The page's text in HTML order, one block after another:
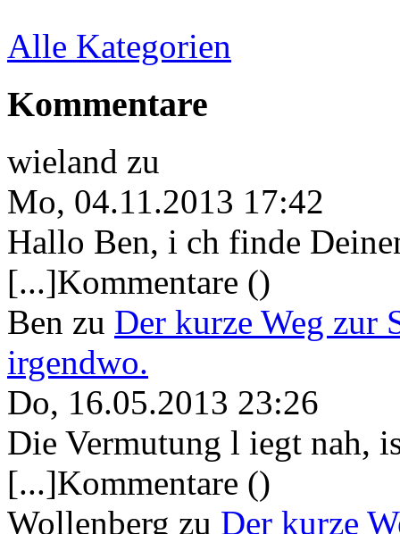
Alle Kategorien
Kommentare
wieland zu
Mo, 04.11.2013 17:42
Hallo Ben, i ch finde
[...]Kommentare ()
Ben zu Der kurze Weg zur
irgendwo.
Do, 16.05.2013 23:26
Die Vermutung l iegt nah,
[...]Kommentare ()
Wollenberg zu Der kurze